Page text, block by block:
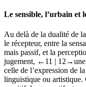
Le sensible, l’urbain et
Au delà de la dualité de
le récepteur, entre la
mais passif, et la
jugement, ←11 | 12→une
celle de l’expression de
linguistique ou artistique.